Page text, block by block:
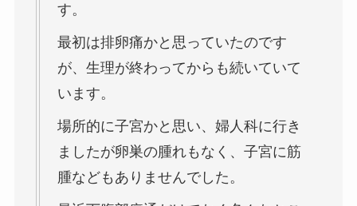
す。
最初は排卵痛かと思っていたのです
が、生理が終わってからも続いていて
います。
場所的に子宮かと思い、婦人科に行き
ましたが卵巣の腫れもなく、子宮に筋
腫などもありませんでした。